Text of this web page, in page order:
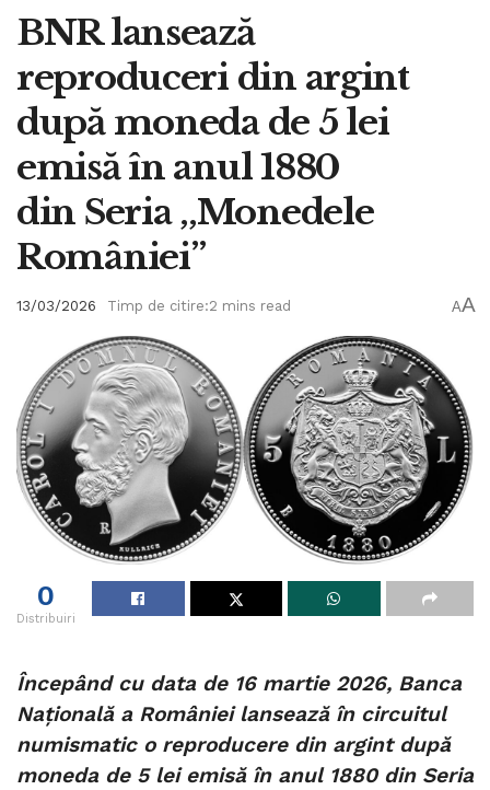
BNR lansează
reproduceri din argint
după moneda de 5 lei
emisă în anul 1880
din Seria ,,Monedele
României”
13/03/2026 Timp de citire:2 mins read AA
0
Distribuiri
Începând cu data de 16 martie 2026, Banca
Națională a României lansează în circuitul
numismatic o reproducere din argint după
moneda de 5 lei emisă în anul 1880 din Seria